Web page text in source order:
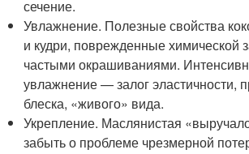
сечение.
Увлажнение. Полезные свойства
и кудри, поврежденные химической
частыми окрашиваниями.
увлажнение — залог эластичности,
блеска, «живого» вида.
Укрепление. Маслянистая
забыть о проблеме чрезмерной